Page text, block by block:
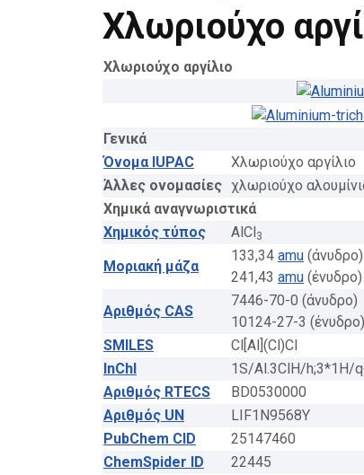
Χλωριούχο
Χλωριούχο αργίλιο
Γενικά
Όνομα IUPAC
Χλωριούχο αργίλιο
Άλλες ονομασίες χλωριούχο
Χημικά αναγνωριστικά
Χημικός τύπος
AlCl3
Μοριακή μάζα
133,34 amu (άνυδρο)
241,43 amu (ένυδρο)
Αριθμός CAS
7446-70-0 (άνυδρο)
10124-27-3 (ένυδρο)
SMILES
Cl[Al](Cl)Cl
InChI
1S/Al.3ClH/h;3*1H/
Αριθμός RTECS
BD0530000
Αριθμός UN
LIF1N9568Y
PubChem CID
25147460
ChemSpider ID
22445